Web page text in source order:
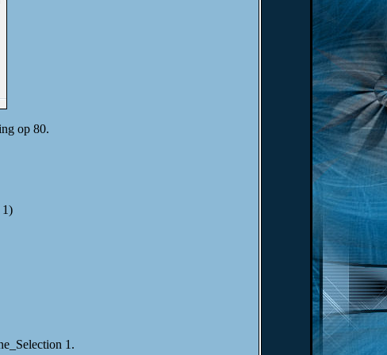
op 80.
1)
1.